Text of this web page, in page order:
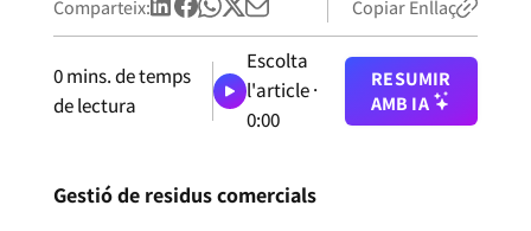
Comparteix: Copiar Enllaç
0mins. de temps
de lectura
Escolta
l'article ·
0:00
RESUMIR
AMB IA
Gestió de residus comercials